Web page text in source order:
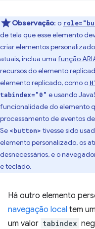
Observação: o
de tela que esse elemento
criar elementos
atuais, inclua uma função
recursos do elemento
elemento replicado, como o
tabindex="0" e usando
funcionalidade do elemento
processamento de eventos
Se <button> tivesse sido
elemento personalizado, os
desnecessários, e o
e teclado.
Há outro elemento
navegação local tem
um valor tabindex